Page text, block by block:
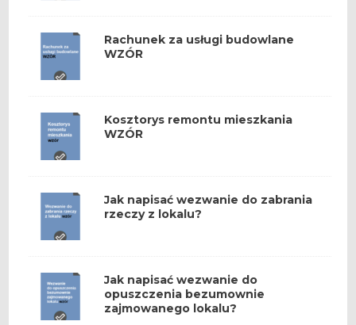
Rachunek za usługi budowlane
WZÓR
Kosztorys remontu mieszkania
WZÓR
Jak napisać wezwanie do zabrania
rzeczy z lokalu?
Jak napisać wezwanie do
opuszczenia bezumownie
zajmowanego lokalu?